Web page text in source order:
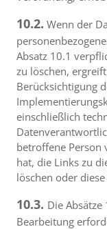
10.2. Wenn der
Absatz 10.1
zu löschen,
Berücksichtigung
einschließlich
betroffene Person
hat, die Links zu
löschen oder
10.3. Die
Bearbeitung